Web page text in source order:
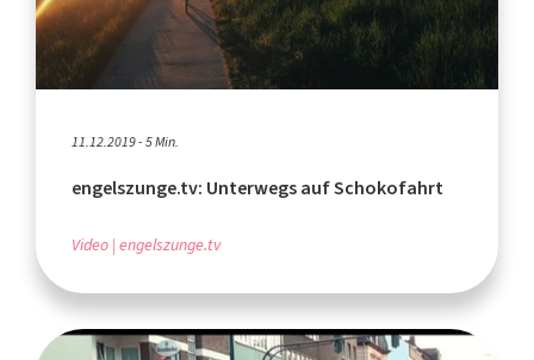
11.12.2019 - 5 Min.
engelszunge.tv: Unterwegs auf Schokofahrt
Video engelszunge.tv